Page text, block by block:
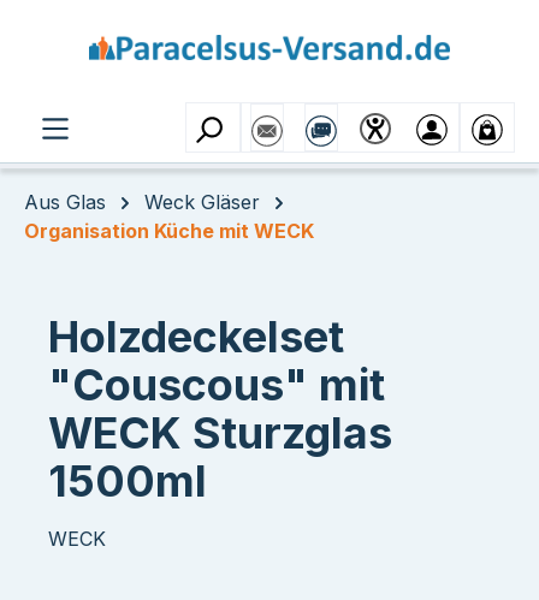
Aus Glas
Weck Gläser
Organisation Küche mit WECK
Holzdeckelset
"Couscous" mit
WECK Sturzglas
1500ml
WECK